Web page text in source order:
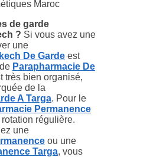
de garde
? Si vous avez une
une
De Garde est
Parapharmacie De
très bien organisé,
de la
A Targa. Pour le
Permanence
régulière.
une
ou une
Targa, vous